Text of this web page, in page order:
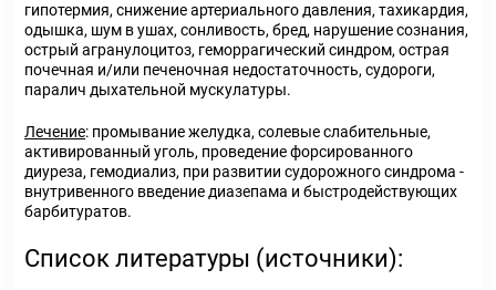
гипотермия, снижение артериального давления, тахикардия,
одышка, шум в ушах, сонливость, бред, нарушение сознания,
острый агранулоцитоз, геморрагический синдром, острая
почечная и/или печеночная недостаточность, судороги,
паралич дыхательной мускулатуры.
Лечение: промывание желудка, солевые слабительные,
активированный уголь, проведение форсированного
диуреза, гемодиализ, при развитии судорожного синдрома -
внутривенного введение диазепама и быстродействующих
барбитуратов.
Список литературы (источники):